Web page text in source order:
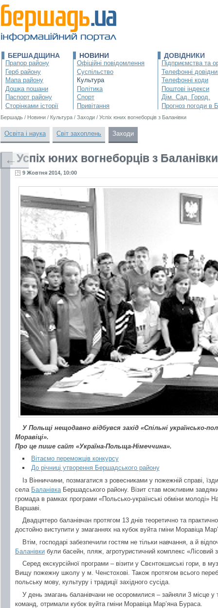
БЕРШАДЩИНА
Прапор району
Герб району
Мапа району
Дошка пошани
Паспорт району
Сторінками історії
НОВИНИ
Офіційні повідомлення
Суспільство
Культура
Політика
Спорт
Привітання
ДОВІДНИКИ
Підприємства та
Телефонні
Телефонні коди
Поштові індекси
Дім. Сад. Город.
Прогноз погоди в
Бершадь / Новини / Культура / Заходи / Успіх юних вогнеборців з Баланівки
Освіта і наука Світ захоплень Заходи
Успіх юних вогнеборців з Баланівки
9 Жовтня 2014, 10:00
У Польщі нещодавно відбувся захід «Спільні українсько-
Моравіці».
Про це пише сайт «Україна-Польща-Німеччина».
Вітаємо переможців конкурсу
До річниці утворення Бершадського району
Із Вінниччини, позмагатися з ровесниками у пожежній справі,
села Баланівка Бершадського району. Візит став можливим
громада в рамках програми «Польсько-українські обміни молоді»
Варшаві.
Двадцятеро баланівчан протягом 13 днів теоретично та
достойно виступити у змаганнях на кубок вуйта гміни Моравіца
Втім, господарі забезпечили гостям не тільки навчання, а й
Баланівки були басейн, пляж, агротуристичний комплекс «Лісовий
Серед екскурсійної програми – візити у Свєнтокшиські гори, в
Вищу пожежну школу у м. Ченстохові. Також протягом всього
польську мову, культуру і традиції західного сусіда.
У день змагань баланівчани не осоромилися – зайняли 3 місце у
команд, отримали кубок вуйта гміни Моравіца Мар’яна Бураса.
←